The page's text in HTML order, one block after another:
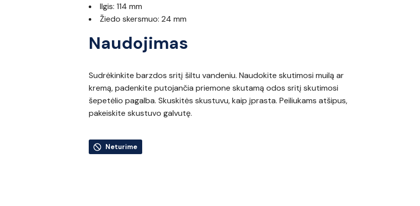
Ilgis: 114 mm
Žiedo skersmuo: 24 mm
Naudojimas
Sudrėkinkite barzdos sritį šiltu vandeniu. Naudokite skutimosi muilą ar
kremą, padenkite putojančia priemone skutamą odos sritį skutimosi
šepetėlio pagalba. Skuskitės skustuvu, kaip įprasta. Peiliukams atšipus,
pakeiskite skustuvo galvutę.
Neturime